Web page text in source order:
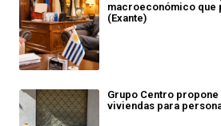
macroeconómico que
(Exante)
Grupo Centro
viviendas para